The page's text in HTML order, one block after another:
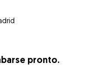
pronto.